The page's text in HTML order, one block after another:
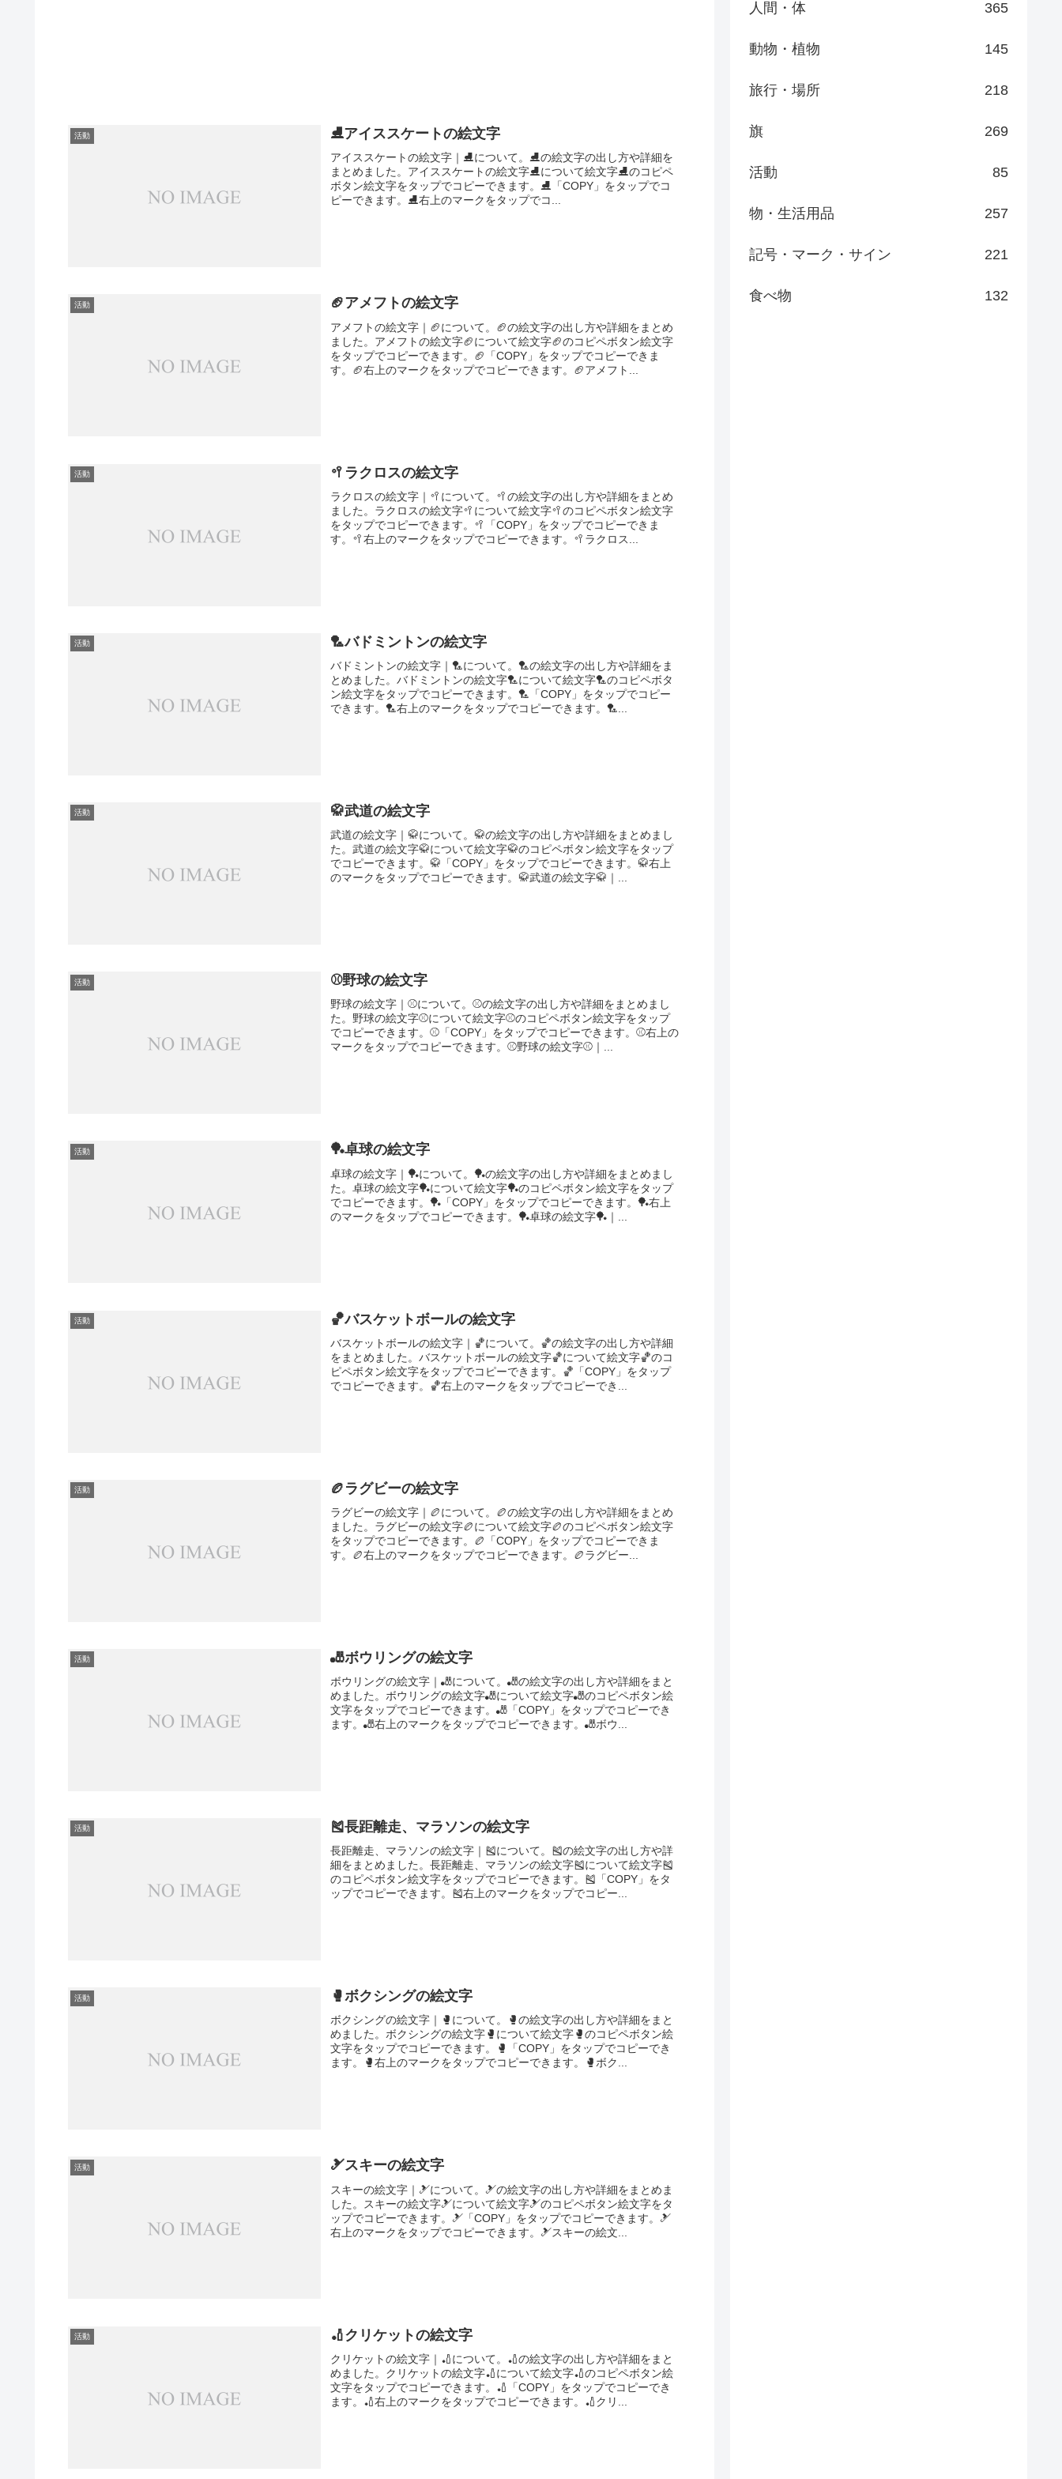
活動 ⛸️アイススケートの絵文字
アイススケートの絵文字｜⛸️について。⛸️の絵文字の出し方や詳細を
まとめました。アイススケートの絵文字⛸️について絵文字⛸️のコピペ
ボタン絵文字をタップでコピーできます。⛸️「COPY」をタップでコ
ピーできます。⛸️右上のマークをタップでコ...
活動 🏈アメフトの絵文字
アメフトの絵文字｜🏈について。🏈の絵文字の出し方や詳細をまとめ
ました。アメフトの絵文字🏈について絵文字🏈のコピペボタン絵文字
をタップでコピーできます。🏈「COPY」をタップでコピーできま
す。🏈右上のマークをタップでコピーできます。🏈アメフト...
活動 🥍ラクロスの絵文字
ラクロスの絵文字｜🥍について。🥍の絵文字の出し方や詳細をまとめ
ました。ラクロスの絵文字🥍について絵文字🥍のコピペボタン絵文字
をタップでコピーできます。🥍「COPY」をタップでコピーできま
す。🥍右上のマークをタップでコピーできます。🥍ラクロス...
活動 🏸バドミントンの絵文字
バドミントンの絵文字｜🏸について。🏸の絵文字の出し方や詳細をま
とめました。バドミントンの絵文字🏸について絵文字🏸のコピペボタ
ン絵文字をタップでコピーできます。🏸「COPY」をタップでコピー
できます。🏸右上のマークをタップでコピーできます。🏸...
活動 🥋武道の絵文字
武道の絵文字｜🥋について。🥋の絵文字の出し方や詳細をまとめまし
た。武道の絵文字🥋について絵文字🥋のコピペボタン絵文字をタップ
でコピーできます。🥋「COPY」をタップでコピーできます。🥋右上
のマークをタップでコピーできます。🥋武道の絵文字🥋｜...
活動 ⚾野球の絵文字
野球の絵文字｜⚾について。⚾の絵文字の出し方や詳細をまとめまし
た。野球の絵文字⚾について絵文字⚾のコピペボタン絵文字をタップ
でコピーできます。⚾「COPY」をタップでコピーできます。⚾右上の
マークをタップでコピーできます。⚾野球の絵文字⚾｜...
活動 🏓卓球の絵文字
卓球の絵文字｜🏓について。🏓の絵文字の出し方や詳細をまとめまし
た。卓球の絵文字🏓について絵文字🏓のコピペボタン絵文字をタップ
でコピーできます。🏓「COPY」をタップでコピーできます。🏓右上
のマークをタップでコピーできます。🏓卓球の絵文字🏓｜...
活動 🏀バスケットボールの絵文字
バスケットボールの絵文字｜🏀について。🏀の絵文字の出し方や詳細
をまとめました。バスケットボールの絵文字🏀について絵文字🏀のコ
ピペボタン絵文字をタップでコピーできます。🏀「COPY」をタップ
でコピーできます。🏀右上のマークをタップでコピーでき...
活動 🏉ラグビーの絵文字
ラグビーの絵文字｜🏉について。🏉の絵文字の出し方や詳細をまとめ
ました。ラグビーの絵文字🏉について絵文字🏉のコピペボタン絵文字
をタップでコピーできます。🏉「COPY」をタップでコピーできま
す。🏉右上のマークをタップでコピーできます。🏉ラグビー...
活動 🎳ボウリングの絵文字
ボウリングの絵文字｜🎳について。🎳の絵文字の出し方や詳細をまと
めました。ボウリングの絵文字🎳について絵文字🎳のコピペボタン絵
文字をタップでコピーできます。🎳「COPY」をタップでコピーでき
ます。🎳右上のマークをタップでコピーできます。🎳ボウ...
活動 🎽長距離走、マラソンの絵文字
長距離走、マラソンの絵文字｜🎽について。🎽の絵文字の出し方や詳
細をまとめました。長距離走、マラソンの絵文字🎽について絵文字🎽
のコピペボタン絵文字をタップでコピーできます。🎽「COPY」をタ
ップでコピーできます。🎽右上のマークをタップでコピー...
活動 🥊ボクシングの絵文字
ボクシングの絵文字｜🥊について。🥊の絵文字の出し方や詳細をまと
めました。ボクシングの絵文字🥊について絵文字🥊のコピペボタン絵
文字をタップでコピーできます。🥊「COPY」をタップでコピーでき
ます。🥊右上のマークをタップでコピーできます。🥊ボク...
活動 🎿スキーの絵文字
スキーの絵文字｜🎿について。🎿の絵文字の出し方や詳細をまとめま
した。スキーの絵文字🎿について絵文字🎿のコピペボタン絵文字をタ
ップでコピーできます。🎿「COPY」をタップでコピーできます。🎿
右上のマークをタップでコピーできます。🎿スキーの絵文...
活動 🏏クリケットの絵文字
クリケットの絵文字｜🏏について。🏏の絵文字の出し方や詳細をまと
めました。クリケットの絵文字🏏について絵文字🏏のコピペボタン絵
文字をタップでコピーできます。🏏「COPY」をタップでコピーでき
ます。🏏右上のマークをタップでコピーできます。🏏クリ...
人間・体 365
動物・植物 145
旅行・場所 218
旗 269
活動 85
物・生活用品 257
記号・マーク・サイン 221
食べ物 132